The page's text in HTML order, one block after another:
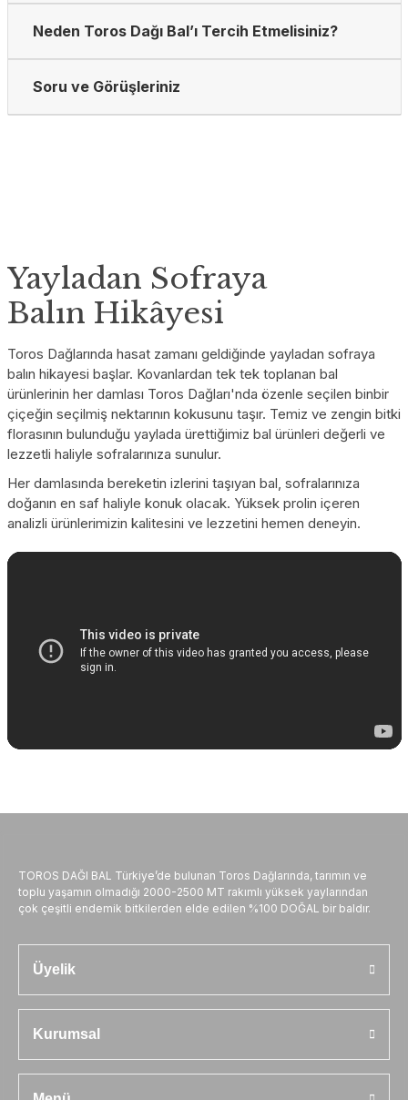
Neden Toros Dağı Bal’ı Tercih Etmelisiniz?
Soru ve Görüşleriniz
Yayladan Sofraya
Balın Hikâyesi
Toros Dağlarında hasat zamanı geldiğinde yayladan sofraya
balın hikayesi başlar. Kovanlardan tek tek toplanan bal
ürünlerinin her damlası Toros Dağları'nda özenle seçilen binbir
çiçeğin seçilmiş nektarının kokusunu taşır. Temiz ve zengin bitki
florasının bulunduğu yaylada ürettiğimiz bal ürünleri değerli ve
lezzetli haliyle sofralarınıza sunulur.
Her damlasında bereketin izlerini taşıyan bal, sofralarınıza
doğanın en saf haliyle konuk olacak. Yüksek prolin içeren
analizli ürünlerimizin kalitesini ve lezzetini hemen deneyin.
TOROS DAĞI BAL Türkiye’de bulunan Toros Dağlarında, tarımın ve
toplu yaşamın olmadığı 2000-2500 MT rakımlı yüksek yaylarından
çok çeşitli endemik bitkilerden elde edilen %100 DOĞAL bir baldır.
Üyelik
Kurumsal